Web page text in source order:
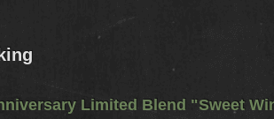
Limited Blend "Sweet